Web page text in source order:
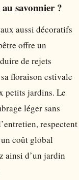
savonnier ?
aussi décoratifs
offre un
de rejets
floraison estivale
petits jardins. Le
léger sans
respectent
coût global
ainsi d’un jardin